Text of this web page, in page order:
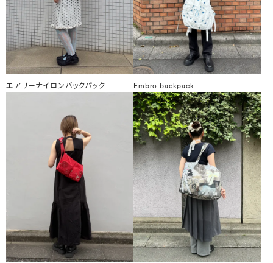
エアリーナイロンバックパック Embro backpack